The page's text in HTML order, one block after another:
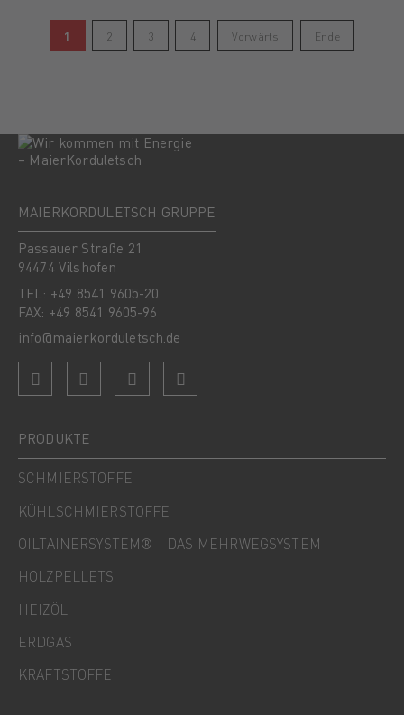
1 2 3 4 Vorwärts Ende
MAIERKORDULETSCH GRUPPE
Passauer Straße 21
94474 Vilshofen
TEL: +49 8541 9605-20
FAX: +49 8541 9605-96
info@maierkorduletsch.de
PRODUKTE
SCHMIERSTOFFE
KÜHLSCHMIERSTOFFE
OILTAINERSYSTEM® - DAS MEHRWEGSYSTEM
HOLZPELLETS
HEIZÖL
ERDGAS
KRAFTSTOFFE